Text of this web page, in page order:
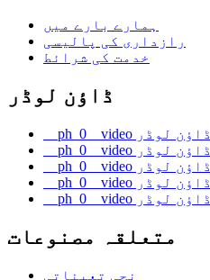
ہمارے بارے میں
رازداری کی پالیسی
خدمت کی شرائط
ڈاؤن لوڈر
__ph_0__video ڈاؤن لوڈر
__ph_0__video ڈاؤن لوڈر
__ph_0__video ڈاؤن لوڈر
__ph_0__video ڈاؤن لوڈر
__ph_0__video ڈاؤن لوڈر
متعلقہ مصنوعات
نجی تعیناتی